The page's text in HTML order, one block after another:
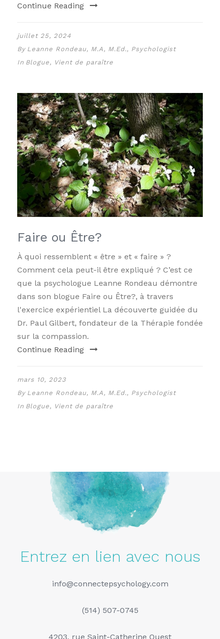
Continue Reading
juillet 25, 2024
By Leanne Rondeau, M.A, M.Ed., Psychologist
In Blogue, Vient de paraître
Faire ou Être?
À quoi ressemblent « être » et « faire » ?
Comment cela peut-il être expliqué ? C’est ce
que la psychologue Leanne Rondeau démontre
dans son blogue Faire ou Être?, à travers
l'exercice expérientiel La découverte guidée du
Dr. Paul Gilbert, fondateur de la Thérapie fondée
sur la compassion.
Continue Reading
mars 10, 2023
By Leanne Rondeau, M.A, M.Ed., Psychologist
In Blogue, Vient de paraître
Entrez en lien avec nous
info@connectepsychology.com
(514) 507-0745
4203, rue Saint-Catherine Ouest